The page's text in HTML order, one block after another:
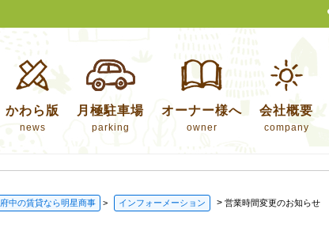
かわら版
news
月極駐車場
parking
オーナー様へ
owner
会社概要
company
府中の賃貸なら明星商事 > インフォーメーション > 営業時間変更のお知らせ